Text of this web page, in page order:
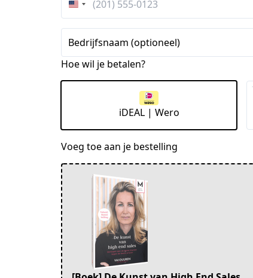
Verenigde
Staten
+1
Bedrijfsnaam (optioneel)
Hoe wil je betalen?
iDEAL | Wero
Voeg toe aan je bestelling